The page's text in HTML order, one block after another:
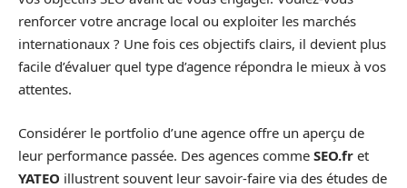
renforcer votre ancrage local ou exploiter les marchés
internationaux ? Une fois ces objectifs clairs, il devient plus
facile d’évaluer quel type d’agence répondra le mieux à vos
attentes.
Considérer le portfolio d’une agence offre un aperçu de
leur performance passée. Des agences comme SEO.fr et
YATEO illustrent souvent leur savoir-faire via des études de